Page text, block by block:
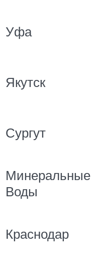
Уфа
Якутск
Сургут
Минеральные
Воды
Краснодар